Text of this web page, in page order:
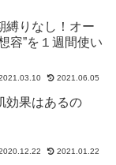
縛りなし！オー
容”を１週間使い
2021.06.05
効果はあるの
2021.01.22